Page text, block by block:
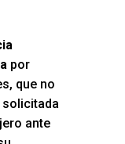
por
que no
solicitada
ante